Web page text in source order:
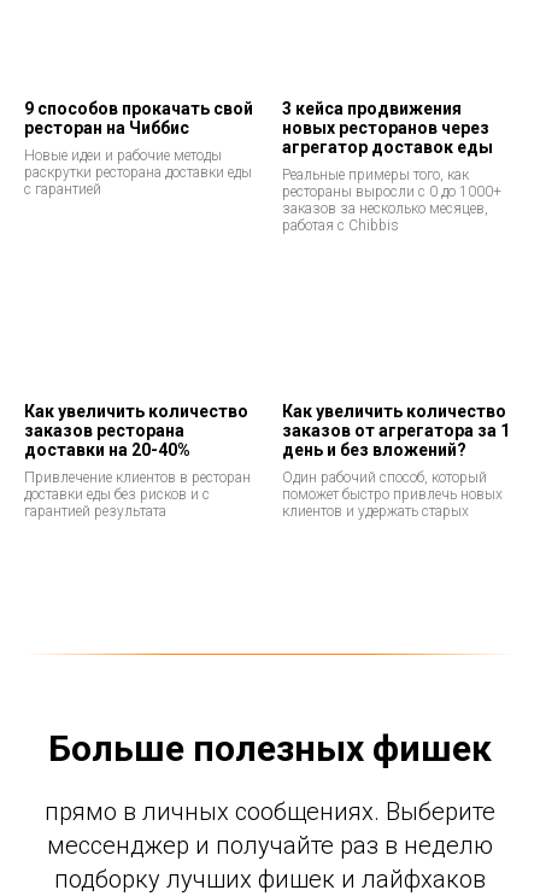
9 способов прокачать свой
ресторан на Чиббис
Новые идеи и рабочие методы
раскрутки ресторана доставки еды
с гарантией
3 кейса продвижения
новых ресторанов через
агрегатор доставок еды
Реальные примеры того, как
рестораны выросли с 0 до 1000+
заказов за несколько месяцев,
работая с Chibbis
Как увеличить количество
заказов ресторана
доставки на 20-40%
Привлечение клиентов в ресторан
доставки еды без рисков и с
гарантией результата
Как увеличить количество
заказов от агрегатора за 1
день и без вложений?
Один рабочий способ, который
поможет быстро привлечь новых
клиентов и удержать старых
Больше полезных фишек
прямо в личных сообщениях. Выберите
мессенджер и получайте раз в неделю
подборку лучших фишек и лайфхаков